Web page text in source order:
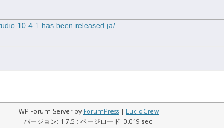
10-4-1-has-been-released-ja/
WP Forum Server by ForumPress | LucidCrew
バージョン: 1.7.5 ; ページロード: 0.019 sec.